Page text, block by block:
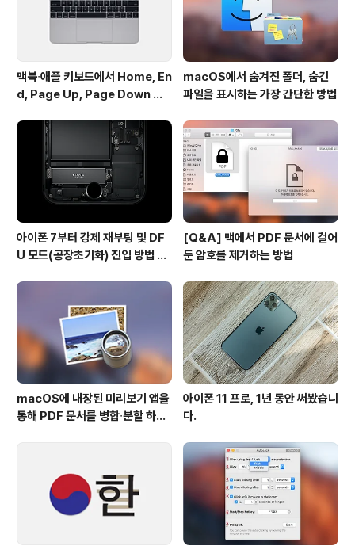
맥북∙애플 키보드에서 Home, En
d, Page Up, Page Down 키
macOS에서 숨겨진 폴더, 숨긴
파일을 표시하는 가장 간단한 방법
아이폰 7부터 강제 재부팅 및 DF
U 모드(공장초기화) 진입 방법 변
[Q&A] 맥에서 PDF 문서에 걸어
둔 암호를 제거하는 방법
macOS에 내장된 미리보기 앱을
통해 PDF 문서를 병합∙분할 하는
아이폰 11 프로, 1년 동안 써봤습니
다.